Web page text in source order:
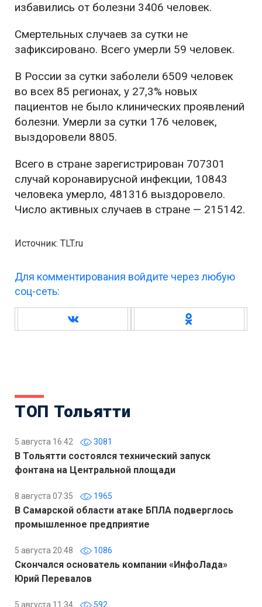
избавились от болезни 3406 человек.
Смертельных случаев за сутки не
зафиксировано. Всего умерли 59 человек.
В России за сутки заболели 6509 человек
во всех 85 регионах, у 27,3% новых
пациентов не было клинических проявлений
болезни. Умерли за сутки 176 человек,
выздоровели 8805.
Всего в стране зарегистрирован 707301
случай коронавирусной инфекции, 10843
человека умерло, 481316 выздоровело.
Число активных случаев в стране — 215142.
Источник: TLT.ru
Для комментирования войдите через любую
соц-сеть:
ТОП Тольятти
5 августа 16:42 3081
В Тольятти состоялся технический запуск
фонтана на Центральной площади
8 августа 07:35 1965
В Самарской области атаке БПЛА подверглось
промышленное предприятие
5 августа 20:48 1086
Скончался основатель компании «ИнфоЛада»
Юрий Перевалов
5 августа 11:34 592